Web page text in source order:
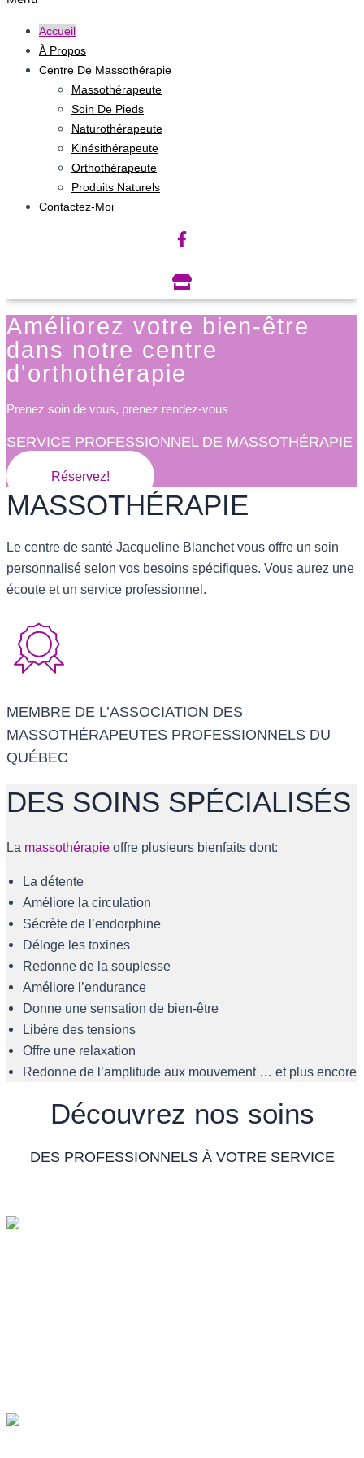
Accueil
À Propos
Centre De Massothérapie
Massothérapeute
Soin De Pieds
Naturothérapeute
Kinésithérapeute
Orthothérapeute
Produits Naturels
Contactez-Moi
Améliorez votre bien-être
dans notre centre
d'orthothérapie
Prenez soin de vous, prenez rendez-vous
SERVICE PROFESSIONNEL DE MASSOTHÉRAPIE
Réservez!
MASSOTHÉRAPIE
Le centre de santé Jacqueline Blanchet vous offre un soin
personnalisé selon vos besoins spécifiques. Vous aurez une
écoute et un service professionnel.
MEMBRE DE L’ASSOCIATION DES
MASSOTHÉRAPEUTES PROFESSIONNELS DU
QUÉBEC
DES SOINS SPÉCIALISÉS
La massothérapie offre plusieurs bienfaits dont:
La détente
Améliore la circulation
Sécrète de l’endorphine
Déloge les toxines
Redonne de la souplesse
Améliore l’endurance
Donne une sensation de bien-être
Libère des tensions
Offre une relaxation
Redonne de l’amplitude aux mouvement … et plus encore
Découvrez nos soins
DES PROFESSIONNELS À VOTRE SERVICE